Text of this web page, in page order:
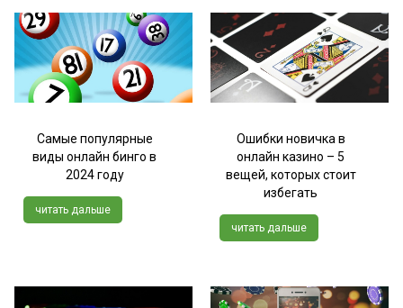
Самые популярные
виды онлайн бинго в
2024 году
читать дальше
Ошибки новичка в
онлайн казино – 5
вещей, которых стоит
избегать
читать дальше